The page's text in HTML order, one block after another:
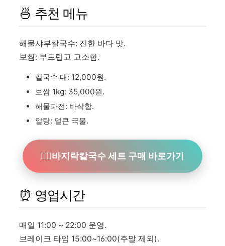
🍜 추천 메뉴
해물샤부칼국수: 진한 바다 맛.
보쌈: 부드럽고 고소함.
칼국수 대: 12,000원.
보쌈 1kg: 35,000원.
해물파전: 바삭함.
알탕: 얼큰 국물.
👉🏻바지락칼국수 세트 구매 바로가기
⏰ 영업시간
매일 11:00 ~ 22:00 운영.
브레이크 타임 15:00~16:00(주말 제외).